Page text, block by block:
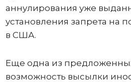
аннулирования уже
установления запрета на
в США.
Еще одна из
возможность высылки